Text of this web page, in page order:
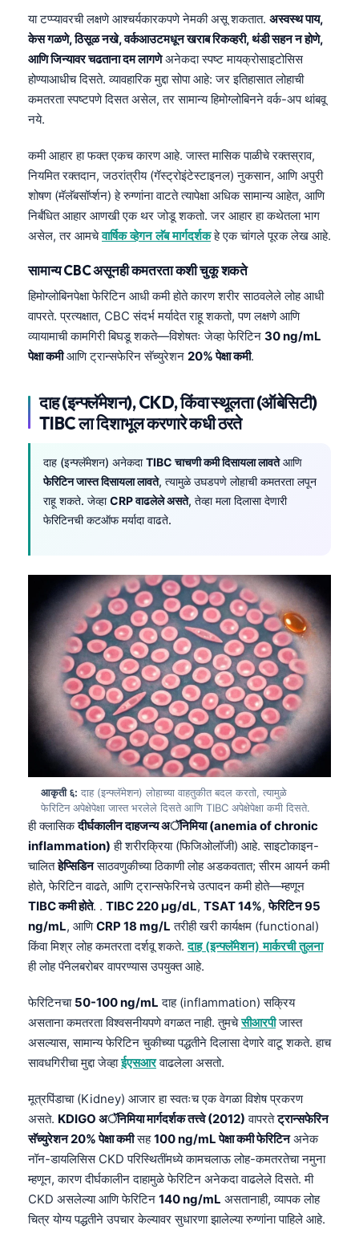
या टप्प्यावरची लक्षणे आश्चर्यकारकपणे नेमकी असू शकतात. अस्वस्थ पाय,
केस गळणे, ठिसूळ नखे, वर्कआउटमधून खराब रिकव्हरी, थंडी सहन न होणे,
आणि जिन्यावर चढताना दम लागणेअनेकदा स्पष्ट मायक्रोसाइटोसिस
होण्याआधीच दिसते. व्यावहारिक मुद्दा सोपा आहे: जर इतिहासात लोहाची
कमतरता स्पष्टपणे दिसत असेल, तर सामान्य हिमोग्लोबिनने वर्क-अप थांबवू
नये.
कमी आहार हा फक्त एकच कारण आहे. जास्त मासिक पाळीचे रक्तस्राव,
नियमित रक्तदान, जठरांत्रीय (गॅस्ट्रोइंटेस्टाइनल) नुकसान, आणि अपुरी
शोषण (मॅलॅबसॉर्प्शन) हे रुग्णांना वाटते त्यापेक्षा अधिक सामान्य आहेत, आणि
निर्बंधित आहार आणखी एक थर जोडू शकतो. जर आहार हा कथेतला भाग
असेल, तर आमचेवार्षिक व्हेगन लॅब मार्गदर्शकहे एक चांगले पूरक लेख आहे.
सामान्य CBC असूनही कमतरता कशी चुकू शकते
हिमोग्लोबिनपेक्षा फेरिटिन आधी कमी होते कारण शरीर साठवलेले लोह आधी
वापरते. प्रत्यक्षात, CBC संदर्भ मर्यादेत राहू शकतो, पण लक्षणे आणि
व्यायामाची कामगिरी बिघडू शकते—विशेषतः जेव्हा फेरिटिन 30 ng/mL
पेक्षा कमीआणि ट्रान्सफेरिन सॅच्युरेशन 20% पेक्षा कमी.
दाह (इन्फ्लॅमेशन), CKD, किंवा स्थूलता (ऑबेसिटी)
TIBC ला दिशाभूल करणारे कधी ठरते
दाह (इन्फ्लॅमेशन) अनेकदाTIBC चाचणी कमी दिसायला लावतेआणि
फेरिटिन जास्त दिसायला लावते, त्यामुळे उघडपणे लोहाची कमतरता लपून
राहू शकते. जेव्हाCRP वाढलेले असते, तेव्हा मला दिलासा देणारी
फेरिटिनची कटऑफ मर्यादा वाढते.
आकृती ६: दाह (इन्फ्लॅमेशन) लोहाच्या वाहतुकीत बदल करतो, त्यामुळे
फेरिटिन अपेक्षेपेक्षा जास्त भरलेले दिसते आणि TIBC अपेक्षेपेक्षा कमी दिसते.
ही क्लासिकदीर्घकालीन दाहजन्य अॅनिमिया (anemia of chronic
inflammation) ही शरीरक्रिया (फिजिओलॉजी) आहे. साइटोकाइन-
चालितहेप्सिडिनसाठवणुकीच्या ठिकाणी लोह अडकवतात; सीरम आयर्न कमी
होते, फेरिटिन वाढते, आणि ट्रान्सफेरिनचे उत्पादन कमी होते—म्हणून
TIBC कमी होते. . TIBC 220 µg/dL, TSAT 14%,फेरिटिन 95
ng/mL, आणिCRP 18 mg/L तरीही खरी कार्यक्षम (functional)
किंवा मिश्र लोह कमतरता दर्शवू शकते.दाह (इन्फ्लॅमेशन) मार्करची तुलना
ही लोह पॅनेलबरोबर वापरण्यास उपयुक्त आहे.
फेरिटिनचा 50-100 ng/mL दाह (inflammation) सक्रिय
असताना कमतरता विश्वसनीयपणे वगळत नाही. तुमचेसीआरपीजास्त
असल्यास, सामान्य फेरिटिन चुकीच्या पद्धतीने दिलासा देणारे वाटू शकते. हाच
सावधगिरीचा मुद्दा जेव्हाईएसआरवाढलेला असतो.
मूत्रपिंडाचा (Kidney) आजार हा स्वतःच एक वेगळा विशेष प्रकरण
असते. KDIGO अॅनिमिया मार्गदर्शक तत्त्वे (2012) वापरतेट्रान्सफेरिन
सॅच्युरेशन 20% पेक्षा कमीसह100 ng/mL पेक्षा कमी फेरिटिनअनेक
नॉन-डायलिसिस CKD परिस्थितींमध्ये कामचलाऊ लोह-कमतरतेचा नमुना
म्हणून, कारण दीर्घकालीन दाहामुळे फेरिटिन अनेकदा वाढलेले दिसते. मी
CKD असलेल्या आणि फेरिटिन 140 ng/mL असतानाही, व्यापक लोह
चित्र योग्य पद्धतीने उपचार केल्यावर सुधारणा झालेल्या रुग्णांना पाहिले आहे.
অসমীয়া
Galego
Latviešu valoda
Македонски јазик
Euskara
Occitan
العربية المغربية
Afrikaans
Монгол
ພາສາລາວ
Basa Jawa
Cebuano
ئۇيغۇرچە
Кыргызча
Татар теле
Беларуская мова
Esperanto
Frysk
Ślōnskŏ gŏdka
Norsk bokmål